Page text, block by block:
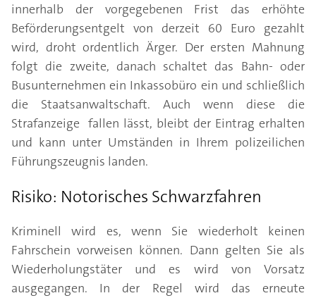
innerhalb der vorgegebenen Frist das erhöhte
Beförderungsentgelt von derzeit 60 Euro gezahlt
wird, droht ordentlich Ärger. Der ersten Mahnung
folgt die zweite, danach schaltet das Bahn- oder
Busunternehmen ein Inkassobüro ein und schließlich
die Staatsanwaltschaft. Auch wenn diese die
Strafanzeige fallen lässt, bleibt der Eintrag erhalten
und kann unter Umständen in Ihrem polizeilichen
Führungszeugnis landen.
Risiko: Notorisches Schwarzfahren
Kriminell wird es, wenn Sie wiederholt keinen
Fahrschein vorweisen können. Dann gelten Sie als
Wiederholungstäter und es wird von Vorsatz
ausgegangen. In der Regel wird das erneute